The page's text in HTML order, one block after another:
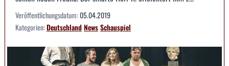
Veröffentlichungsdatum:05.04.2019
Kategorien:DeutschlandNewsSchauspiel